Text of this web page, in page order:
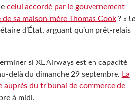
celui accordé par le gouvernement
de sa maison-mère Thomas Cook? « Le
d’État, arguant qu’un prêt-relais
si XL Airways est en capacité
delà du dimanche 29 septembre. La
du tribunal de commerce de
à midi.